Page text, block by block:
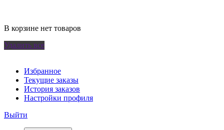
В корзине нет товаров
Удалить все
Избранное
Текущие заказы
История заказов
Настройки профиля
Выйти